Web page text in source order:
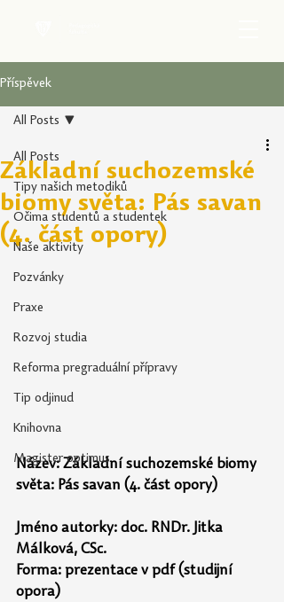
Příspěvek
All Posts
Tipy našich metodiků
Očima studentů a studentek
Naše aktivity
Pozvánky
Praxe
Rozvoj studia
Reforma pregraduální přípravy
Tip odjinud
Knihovna
Magister optimus
All Posts
Základní suchozemské
biomy světa: Pás savan
(4. část opory)
Název: Základní suchozemské biomy
světa: Pás savan (4. část opory)
Jméno autorky: doc. RNDr. Jitka
Málková, CSc.
Forma: prezentace v pdf (studijní
opora)